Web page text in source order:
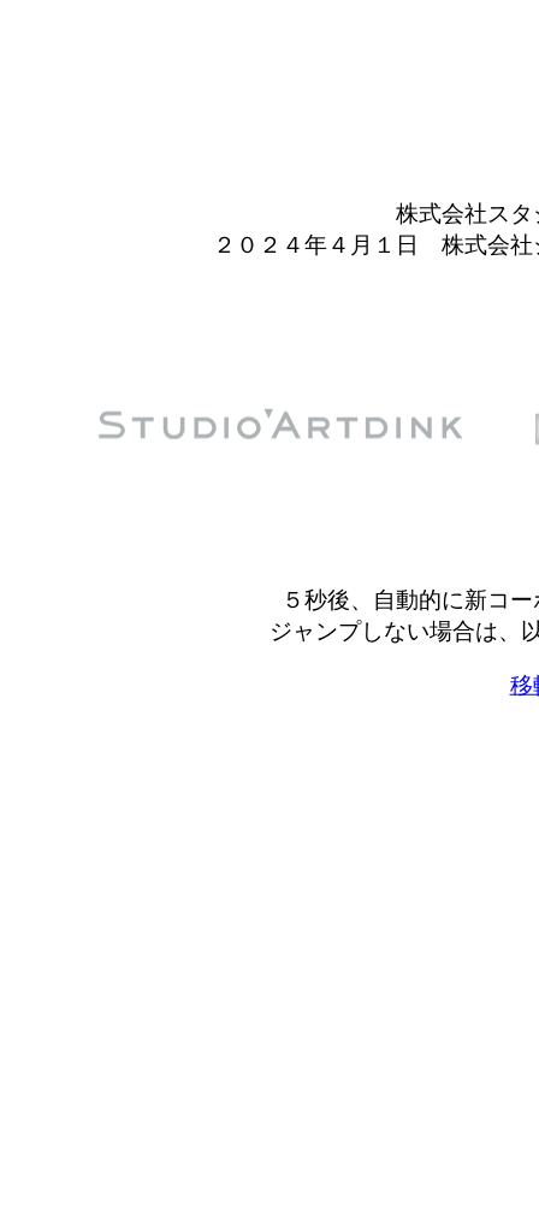
株式会社ス
２０２４年４月１日 株式会
５秒後、自動的に新コ
ジャンプしない場合は、
移